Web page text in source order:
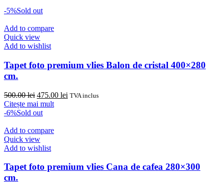
-5%Sold out
Add to compare
Quick view
Add to wishlist
Tapet foto premium vlies Balon de cristal 400×280
cm.
500.00lei Prețul
inițial
a
500.00 lei.
475.00 lei Prețul
TVA inclus
Citește mai mult
-6%Sold out
Add to compare
Quick view
Add to wishlist
Tapet foto premium vlies Cana de cafea 280×300
cm.